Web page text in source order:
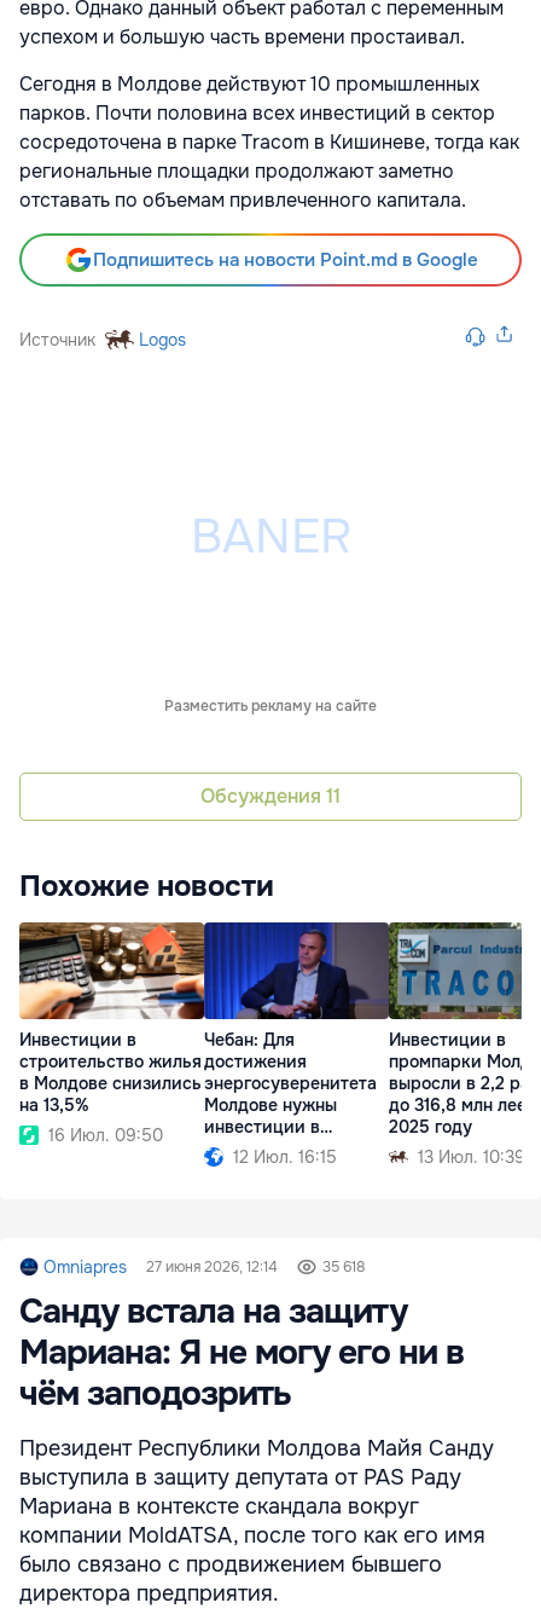
евро. Однако данный объект работал с переменным
успехом и большую часть времени простаивал.
Сегодня в Молдове действуют 10 промышленных
парков. Почти половина всех инвестиций в сектор
сосредоточена в парке Tracom в Кишиневе, тогда как
региональные площадки продолжают заметно
отставать по объемам привлеченного капитала.
Подпишитесь на новости Point.md в Google
Источник Logos
Разместить рекламу на сайте
Обсуждения 11
Похожие новости
Инвестиции в
строительство жилья
в Молдове снизились
на 13,5%
16 Июл. 09:50
Чебан: Для
достижения
энергосуверенитета
Молдове нужны
инвестиции в
миллиарды евро
12 Июл. 16:15
Инвестиции в
промпарки
выросли в 2,2
до 316,8 млн леев
2025 году
13 Июл. 10:39
Omniapres 27 июня 2026, 12:14 35 618
Санду встала на защиту
Мариана: Я не могу его ни в
чём заподозрить
Президент Республики Молдова Майя Санду
выступила в защиту депутата от PAS Раду
Мариана в контексте скандала вокруг
компании MoldATSA, после того как его имя
было связано с продвижением бывшего
директора предприятия.